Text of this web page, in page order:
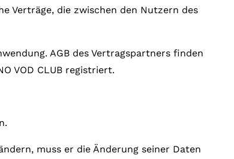
Verträge, die zwischen den Nutzern des
AGB des Vertragspartners finden
VOD CLUB registriert.
muss er die Änderung seiner Daten